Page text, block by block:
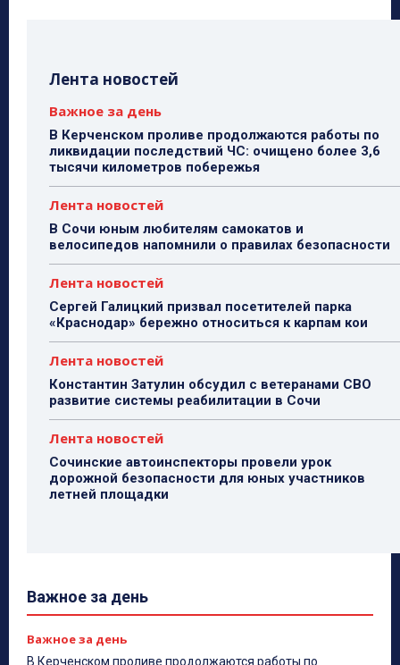
Лента новостей
Важное за день
В Керченском проливе продолжаются работы по
ликвидации последствий ЧС: очищено более 3,6
тысячи километров побережья
Лента новостей
В Сочи юным любителям самокатов и
велосипедов напомнили о правилах безопасности
Лента новостей
Сергей Галицкий призвал посетителей парка
«Краснодар» бережно относиться к карпам кои
Лента новостей
Константин Затулин обсудил с ветеранами СВО
развитие системы реабилитации в Сочи
Лента новостей
Сочинские автоинспекторы провели урок
дорожной безопасности для юных участников
летней площадки
Важное за день
Важное за день
В Керченском проливе продолжаются работы по